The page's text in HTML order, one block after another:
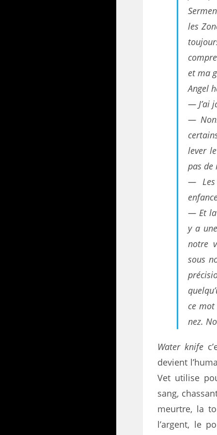
les
et ma
Angel
— J’ai
—
lever
pas de
— Les
— Et la
y a
notre
sous
ce mot
nez.
Water knife
devient
Vet utilise
sang,
meurtre, la
l’argent, le